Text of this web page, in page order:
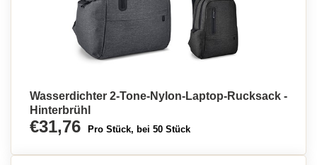
Wasserdichter 2-Tone-Nylon-Laptop-Rucksack -
Hinterbrühl
€31,76 Pro Stück, bei 50 Stück